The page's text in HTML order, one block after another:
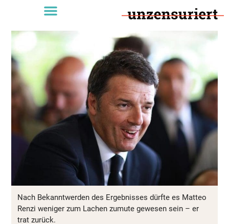
Nach Bekanntwerden des Ergebnisses dürfte es Matteo
Renzi weniger zum Lachen zumute gewesen sein – er
trat zurück.